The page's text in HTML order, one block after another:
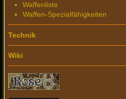
Waffenliste
Waffen-Spezialfähigkeiten
Technik
Wiki